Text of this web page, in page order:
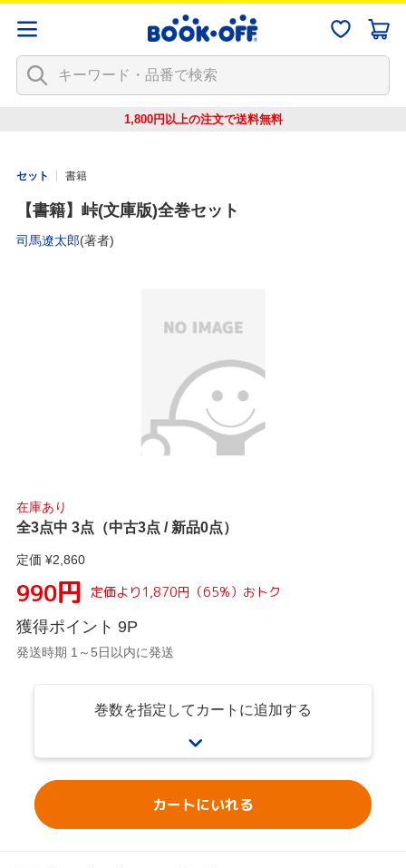
1,800円以上の注文で送料無料
セット 書籍
【書籍】峠(文庫版)全巻セット
司馬遼太郎(著者)
在庫あり
全3点中 3点（中古3点 / 新品0点）
定価 ¥2,860
990円 定価より 1,870円 （65%） おトク
獲得ポイント 9P
発送時期 1～5日以内に発送
巻数を指定してカートに追加する
カートにいれる